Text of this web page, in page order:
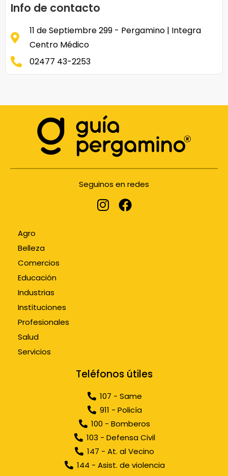
Info de contacto
11 de Septiembre 299 - Pergamino | Integra
Centro Médico
02477 43-2253
Seguinos en redes
Agro
Belleza
Comercios
Educación
Industrias
Instituciones
Profesionales
Salud
Servicios
Teléfonos útiles
107 - Same
911 - Policía
100 - Bomberos
103 - Defensa Civil
147 - At. al Vecino
144 - Asist. de violencia